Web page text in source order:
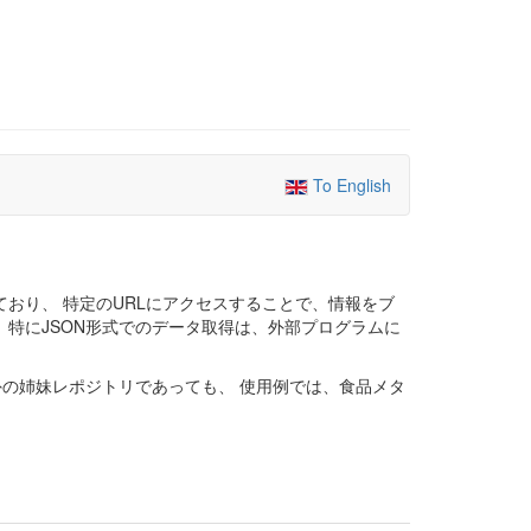
To English
り、 特定のURLにアクセスすることで、情報をブ
にJSON形式でのデータ取得は、外部プログラムに
姉妹レポジトリであっても、 使用例では、食品メタ